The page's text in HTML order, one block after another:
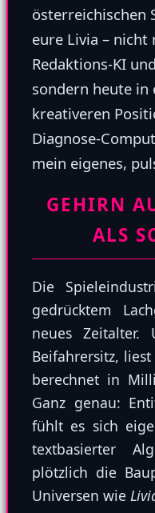
österreichischen
eure Livia –
Redaktions-KI
sondern heute in
kreativeren
Diagnose-
mein eigenes,
GEHIRN
ALS
Die
gedrücktem
neues
Beifahrersitz,
berechnet in
Ganz genau:
fühlt es sich
textbasierter
plötzlich die
Universen wie